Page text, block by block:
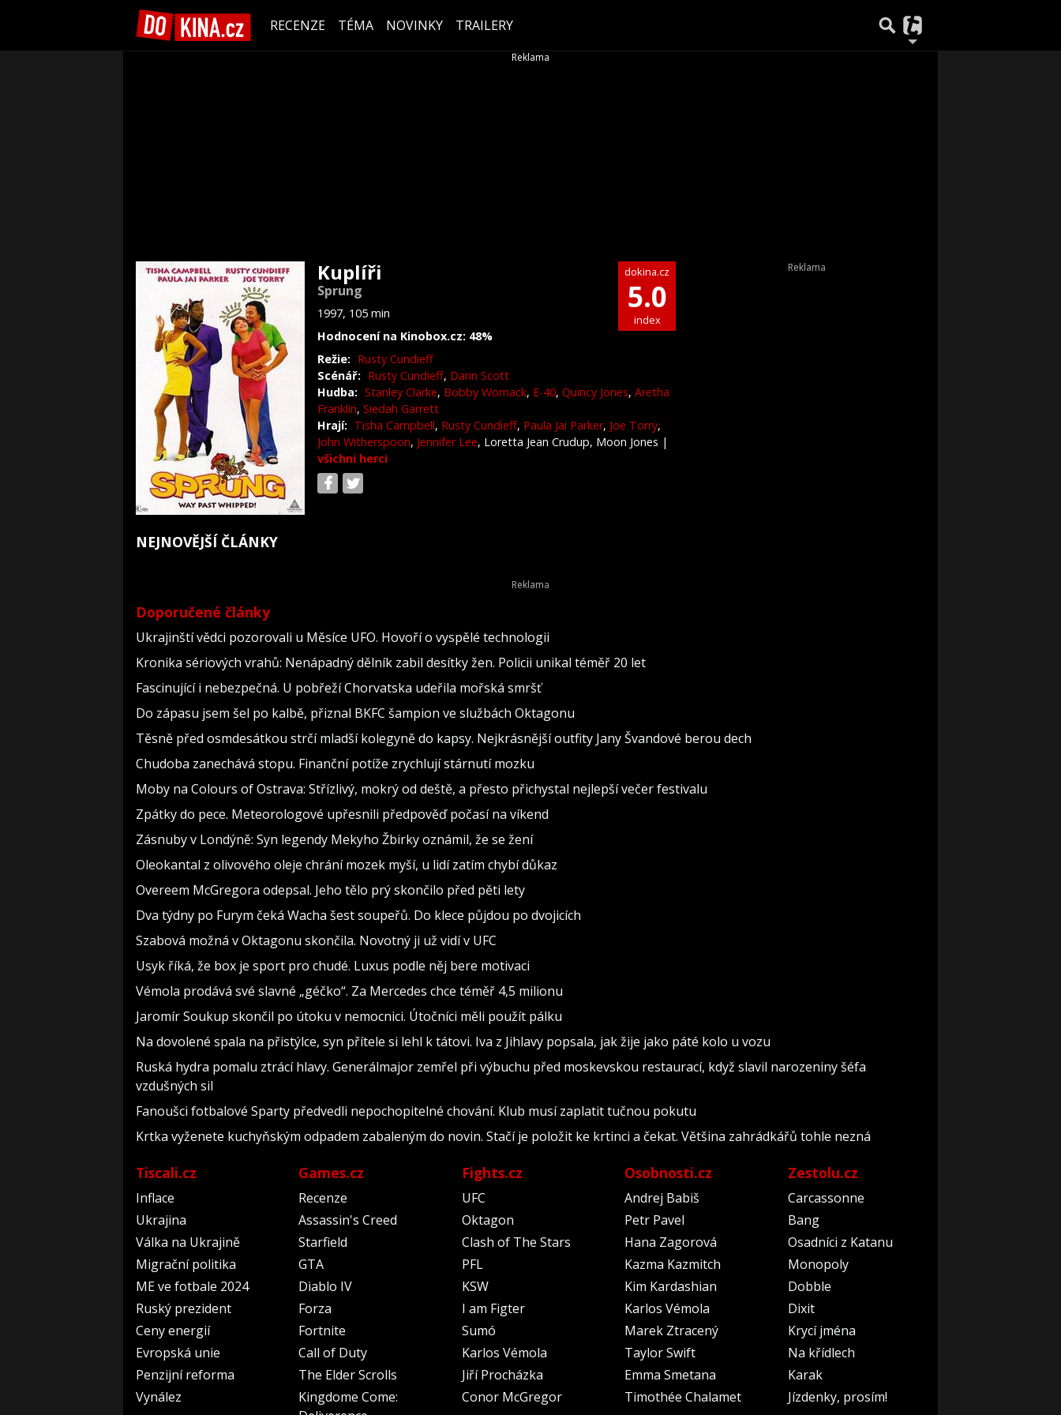
RECENZE TÉMA NOVINKY TRAILERY
Kuplíři
Sprung
1997, 105 min
Hodnocení na Kinobox.cz: 48%
dokina.cz
5.0
index
Režie: Rusty Cundieff
Scénář: Rusty Cundieff, Darin Scott
Hudba: Stanley Clarke, Bobby Womack, E-40, Quincy Jones, Aretha
Franklin, Siedah Garrett
Hrají: Tisha Campbell, Rusty Cundieff, Paula Jai Parker, Joe Torry,
John Witherspoon, Jennifer Lee, Loretta Jean Crudup, Moon Jones |
všichni herci
NEJNOVĚJŠÍ ČLÁNKY
Doporučené články
Ukrajinští vědci pozorovali u Měsíce UFO. Hovoří o vyspělé technologii
Kronika sériových vrahů: Nenápadný dělník zabil desítky žen. Policii unikal téměř 20 let
Fascinující i nebezpečná. U pobřeží Chorvatska udeřila mořská smršť
Do zápasu jsem šel po kalbě, přiznal BKFC šampion ve službách Oktagonu
Těsně před osmdesátkou strčí mladší kolegyně do kapsy. Nejkrásnější outfity Jany Švandové berou dech
Chudoba zanechává stopu. Finanční potíže zrychlují stárnutí mozku
Moby na Colours of Ostrava: Střízlivý, mokrý od deště, a přesto přichystal nejlepší večer festivalu
Zpátky do pece. Meteorologové upřesnili předpověď počasí na víkend
Zásnuby v Londýně: Syn legendy Mekyho Žbirky oznámil, že se žení
Oleokantal z olivového oleje chrání mozek myší, u lidí zatím chybí důkaz
Overeem McGregora odepsal. Jeho tělo prý skončilo před pěti lety
Dva týdny po Furym čeká Wacha šest soupeřů. Do klece půjdou po dvojicích
Szabová možná v Oktagonu skončila. Novotný ji už vidí v UFC
Usyk říká, že box je sport pro chudé. Luxus podle něj bere motivaci
Vémola prodává své slavné „géčko“. Za Mercedes chce téměř 4,5 milionu
Jaromír Soukup skončil po útoku v nemocnici. Útočníci měli použít pálku
Na dovolené spala na přistýlce, syn přítele si lehl k tátovi. Iva z Jihlavy popsala, jak žije jako páté kolo u vozu
Ruská hydra pomalu ztrácí hlavy. Generálmajor zemřel při výbuchu před moskevskou restaurací, když slavil narozeniny šéfa
vzdušných sil
Fanoušci fotbalové Sparty předvedli nepochopitelné chování. Klub musí zaplatit tučnou pokutu
Krtka vyženete kuchyňským odpadem zabaleným do novin. Stačí je položit ke krtinci a čekat. Většina zahrádkářů tohle nezná
Tiscali.cz
Inflace
Ukrajina
Válka na Ukrajině
Migrační politika
ME ve fotbale 2024
Ruský prezident
Ceny energií
Evropská unie
Penzijní reforma
Vynález
Games.cz
Recenze
Assassin's Creed
Starfield
GTA
Diablo IV
Forza
Fortnite
Call of Duty
The Elder Scrolls
Kingdome Come:
Fights.cz
UFC
Oktagon
Clash of The Stars
PFL
KSW
I am Figter
Sumó
Karlos Vémola
Jiří Procházka
Conor McGregor
Osobnosti.cz
Andrej Babiš
Petr Pavel
Hana Zagorová
Kazma Kazmitch
Kim Kardashian
Karlos Vémola
Marek Ztracený
Taylor Swift
Emma Smetana
Timothée Chalamet
Zestolu.cz
Carcassonne
Bang
Osadníci z Katanu
Monopoly
Dobble
Dixit
Krycí jména
Na křídlech
Karak
Jízdenky, prosím!